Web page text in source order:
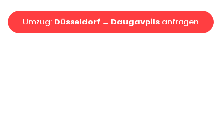
Umzug: Düsseldorf → Daugavpilsanfragen